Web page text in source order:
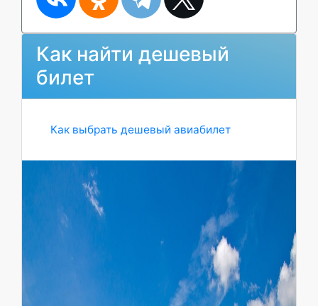
Как найти дешевый
билет
Как выбрать дешевый авиабилет